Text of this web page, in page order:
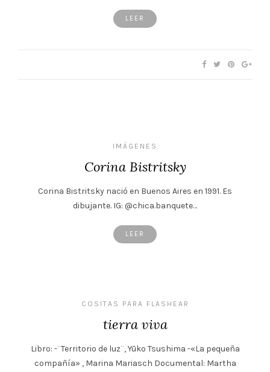
LEER
IMÁGENES
Corina Bistritsky
Corina Bistritsky nació en Buenos Aires en 1991. Es
dibujante. IG: @chica.banquete…
LEER
COSITAS PARA FLASHEAR
tierra viva
Libro: -¨Territorio de luz¨, Yūko Tsushima -«La pequeña
compañía» , Marina Mariasch Documental: Martha